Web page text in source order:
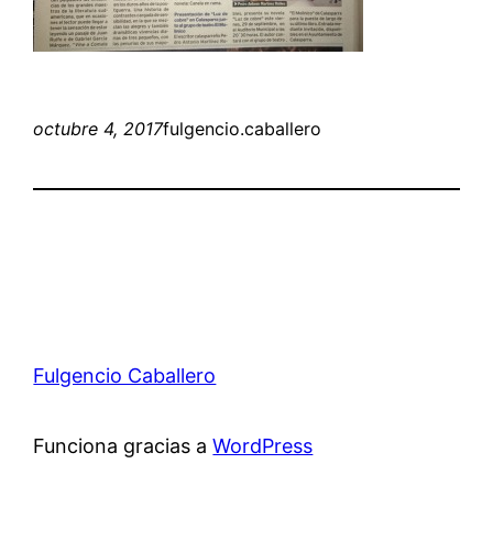
octubre 4, 2017fulgencio.caballero
Fulgencio Caballero
Funciona gracias aWordPress